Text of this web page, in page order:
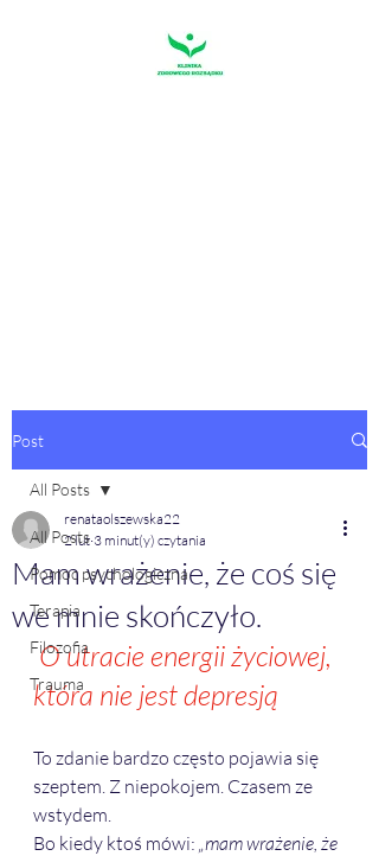
Post
All Posts
Pomoc psychologiczna
Terapia
Filozofia
Trauma
All Posts
Mam wrażenie, że coś się
we mnie skończyło.
renataolszewska22
2 lut 3 minut(y) czytania
O utracie energii życiowej,
która nie jest depresją
To zdanie bardzo często pojawia się
szeptem. Z niepokojem. Czasem ze
wstydem.
Bo kiedy ktoś mówi: „mam wrażenie, że